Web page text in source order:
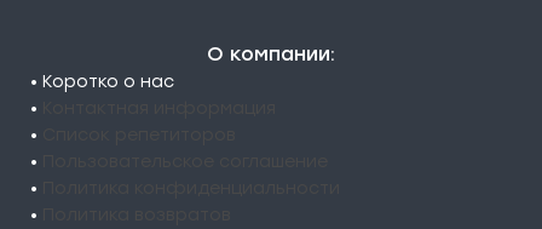
О компании:
• Коротко о нас
•
•
•
•
•